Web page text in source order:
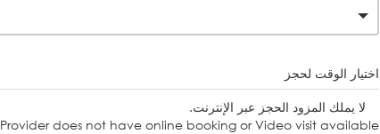
اختيار الوقت لحجز
لا يملك المزود الحجز عبر الإنترنت.
Provider does not have online booking or Video visit available.